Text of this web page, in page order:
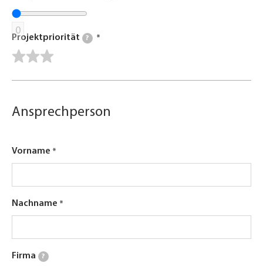
0
Projektpriorität ?
Ansprechperson
Vorname
Nachname
Firma ?